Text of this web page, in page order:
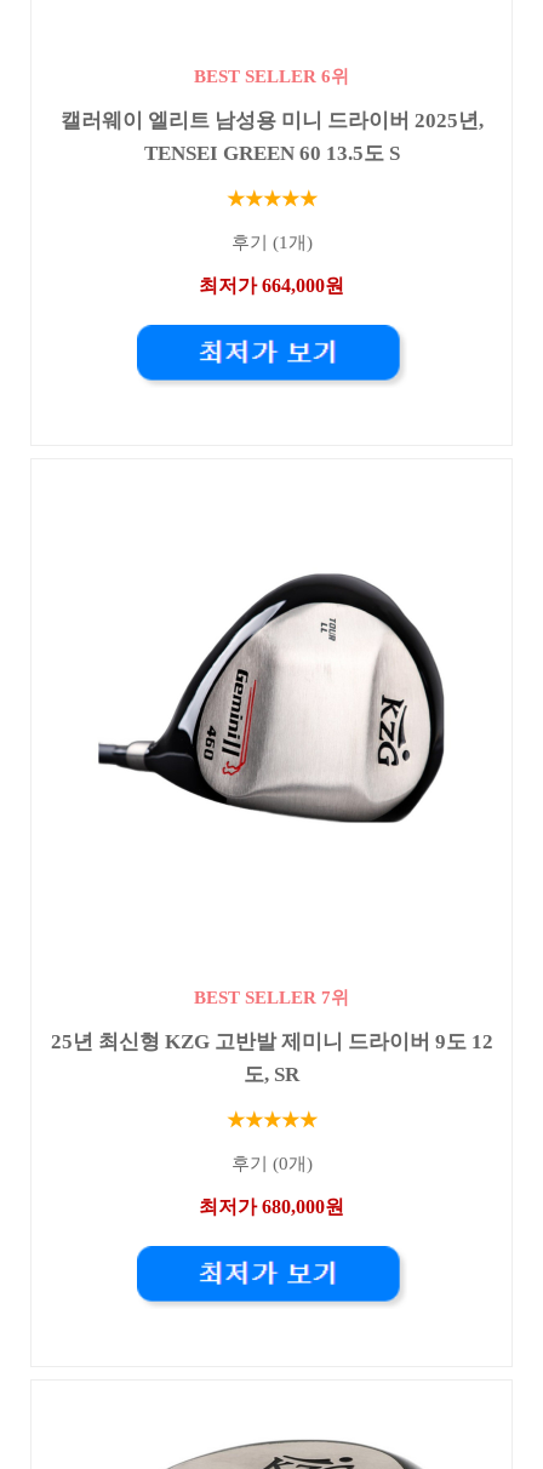
BEST SELLER 6위
캘러웨이 엘리트 남성용 미니 드라이버 2025년,
TENSEI GREEN 60 13.5도 S
★★★★★
후기 (1개)
최저가 664,000원
BEST SELLER 7위
25년 최신형 KZG 고반발 제미니 드라이버 9도 12
도, SR
★★★★★
후기 (0개)
최저가 680,000원